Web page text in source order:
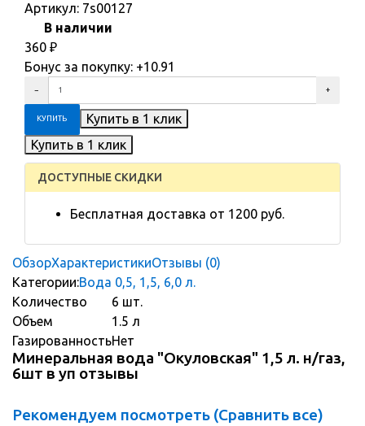
Артикул: 7s00127
В наличии
360 ₽
Бонус за покупку: +10.91
ДОСТУПНЫЕ СКИДКИ
Бесплатная доставка от 1200 руб.
ОбзорХарактеристикиОтзывы (0)
Категории:Вода 0,5, 1,5, 6,0 л.
Количество
6 шт.
Объем
1.5 л
ГазированностьНет
Минеральная вода "Окуловская" 1,5 л. н/газ,
6шт в уп отзывы
Рекомендуем посмотреть (Сравнить все)